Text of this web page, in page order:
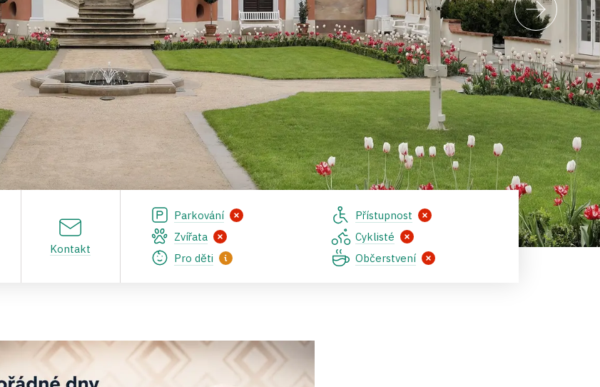
Kontakt
Parkování
Přístupnost
Zvířata
Cyklisté
Pro děti
Občerstvení